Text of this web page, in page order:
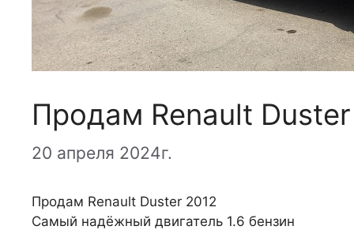
Продам Renault
20 апреля 2024г.
Продам Renault Duster 2012
Самый надёжный двигатель 1.6 бензин